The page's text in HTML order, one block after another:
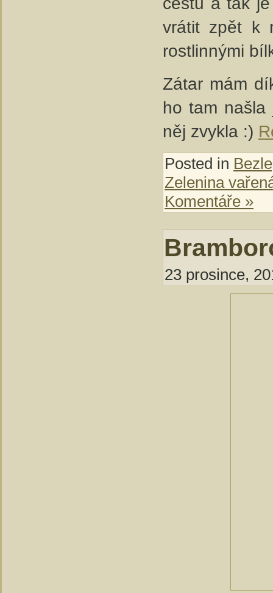
vrátit zpět k
rostlinnými
Zátar mám
ho tam
něj zvykla :)
Posted in
Zelenina
Komentáře »
23 prosince,